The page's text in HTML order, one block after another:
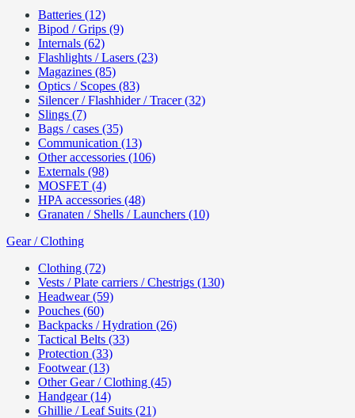
Batteries (12)
Bipod / Grips (9)
Internals (62)
Flashlights / Lasers (23)
Magazines (85)
Optics / Scopes (83)
Silencer / Flashhider / Tracer (32)
Slings (7)
Bags / cases (35)
Communication (13)
Other accessories (106)
Externals (98)
MOSFET (4)
HPA accessories (48)
Granaten / Shells / Launchers (10)
Gear / Clothing
Clothing (72)
Vests / Plate carriers / Chestrigs (130)
Headwear (59)
Pouches (60)
Backpacks / Hydration (26)
Tactical Belts (33)
Protection (33)
Footwear (13)
Other Gear / Clothing (45)
Handgear (14)
Ghillie / Leaf Suits (21)